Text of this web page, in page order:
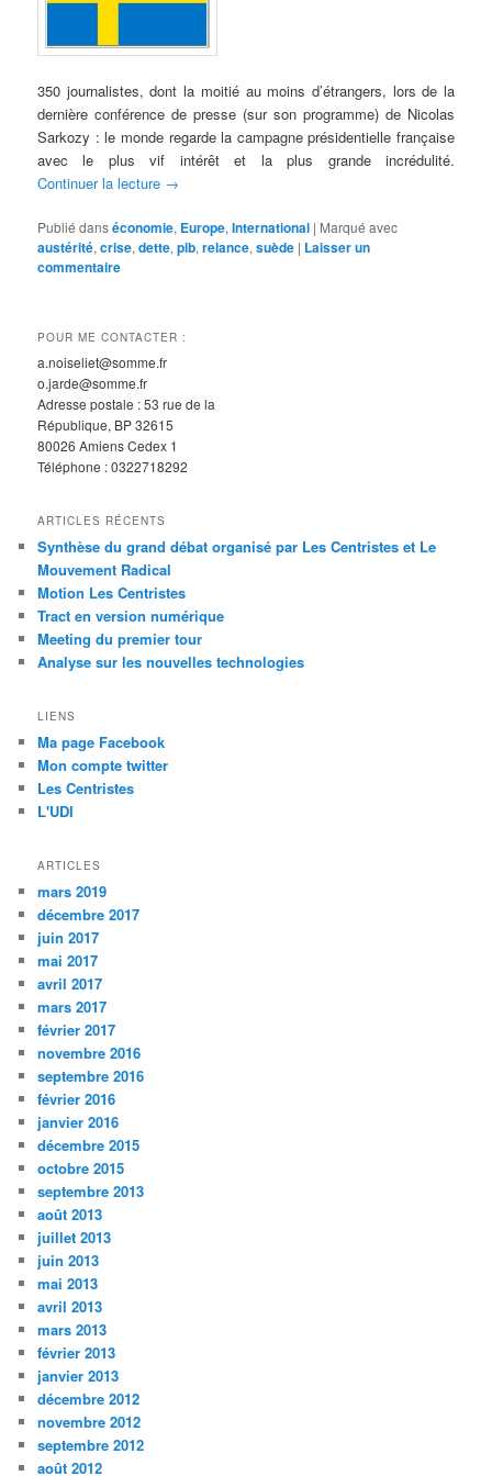
350 journalistes, dont la moitié au moins d’étrangers, lors de la
dernière conférence de presse (sur son programme) de Nicolas
Sarkozy : le monde regarde la campagne présidentielle française
avec le plus vif intérêt et la plus grande incrédulité.
Continuer la lecture →
Publié danséconomie, Europe,International | Marqué avec
austérité,crise,dette,pib,relance,suède | Laisser un
commentaire
POUR ME CONTACTER :
a.noiseliet@somme.fr
o.jarde@somme.fr
Adresse postale : 53 rue de la
République, BP 32615
80026 Amiens Cedex 1
Téléphone : 0322718292
ARTICLES RÉCENTS
Synthèse du grand débat organisé par Les Centristes et Le
Mouvement Radical
Motion Les Centristes
Tract en version numérique
Meeting du premier tour
Analyse sur les nouvelles technologies
LIENS
Ma page Facebook
Mon compte twitter
Les Centristes
L'UDI
ARTICLES
mars 2019
décembre 2017
juin 2017
mai 2017
avril 2017
mars 2017
février 2017
novembre 2016
septembre 2016
février 2016
janvier 2016
décembre 2015
octobre 2015
septembre 2013
août 2013
juillet 2013
juin 2013
mai 2013
avril 2013
mars 2013
février 2013
janvier 2013
décembre 2012
novembre 2012
septembre 2012
août 2012